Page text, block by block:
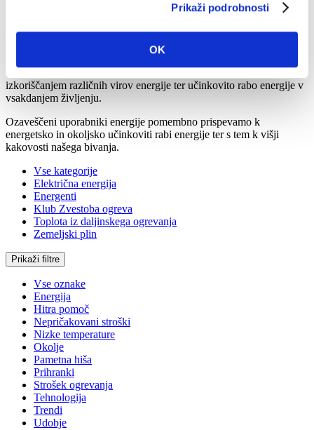
Prikaži podrobnosti
OK
Svetovalec
vprašanja naših uporabnikov
izkoriščanjem različnih virov energije ter učinkovito rabo energije v
vsakdanjem življenju.
Ozaveščeni uporabniki energije pomembno prispevamo k
energetsko in okoljsko učinkoviti rabi energije ter s tem k višji
kakovosti našega bivanja.
Vse kategorije
Električna energija
Energenti
Klub Zvestoba ogreva
Toplota iz daljinskega ogrevanja
Zemeljski plin
Prikaži filtre
Vse oznake
Energija
Hitra pomoč
Nepričakovani stroški
Nizke temperature
Okolje
Pametna hiša
Prihranki
Strošek ogrevanja
Tehnologija
Trendi
Udobje